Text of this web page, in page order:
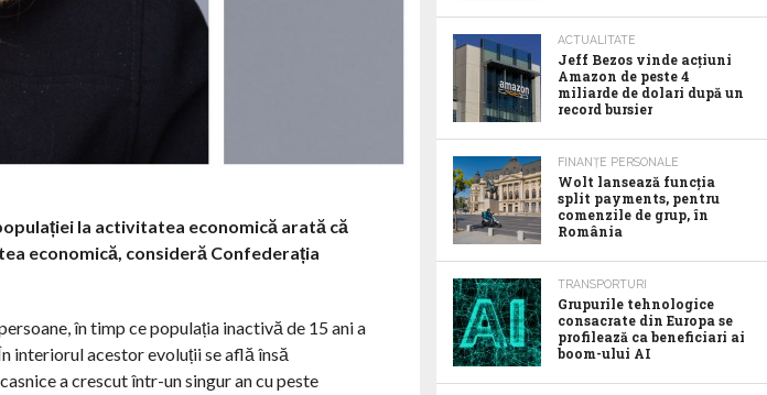
la activitatea economică arată că
economică, consideră Confederația
în timp ce populația inactivă de 15 ani a
interiorul acestor evoluții se află însă
a crescut într-un singur an cu peste
ACTUALITATE
Jeff Bezos vinde acţiuni
Amazon de peste 4
miliarde de dolari după un
record bursier
FINANȚE PERSONALE
Wolt lansează funcția
split payments, pentru
comenzile de grup, în
România
TRANSPORTURI
Grupurile tehnologice
consacrate din Europa se
profilează ca beneficiari ai
boom-ului AI